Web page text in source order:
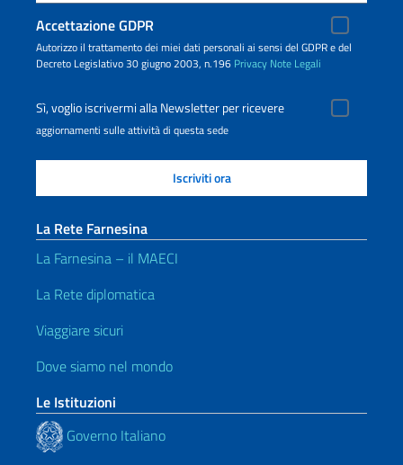
Accettazione GDPR
Autorizzo il trattamento dei miei dati personali ai sensi del GDPR e del
Decreto Legislativo 30 giugno 2003, n.196 Privacy Note Legali
Sì, voglio iscrivermi alla Newsletter per ricevere
aggiornamenti sulle attività di questa sede
La Rete Farnesina
La Farnesina – il MAECI
La Rete diplomatica
Viaggiare sicuri
Dove siamo nel mondo
Le Istituzioni
Governo Italiano